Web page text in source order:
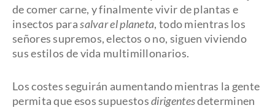
de comer carne, y finalmente vivir de plantas e
insectos parasalvar el planeta, todo mientras los
señores supremos, electos o no, siguen viviendo
sus estilos de vida multimillonarios.
Los costes seguirán aumentando mientras la gente
permita que esos supuestosdirigentesdeterminen